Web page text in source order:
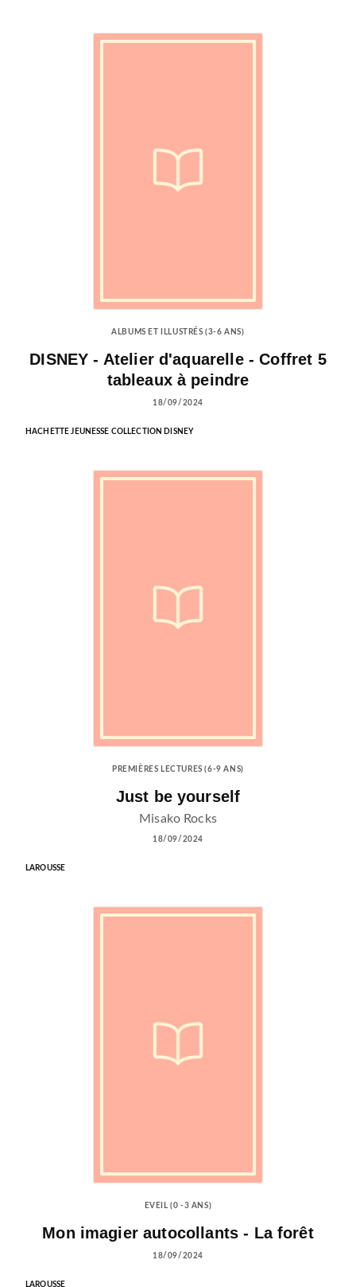
ALBUMS ET ILLUSTRÉS (3-6 ANS)
DISNEY - Atelier d'aquarelle - Coffret 5
tableaux à peindre
18/09/2024
HACHETTE JEUNESSE COLLECTION DISNEY
PREMIÈRES LECTURES (6-9 ANS)
Just be yourself
Misako Rocks
18/09/2024
LAROUSSE
EVEIL (0 -3 ANS)
Mon imagier autocollants - La forêt
18/09/2024
LAROUSSE